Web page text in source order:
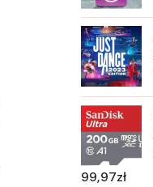
99,97zł